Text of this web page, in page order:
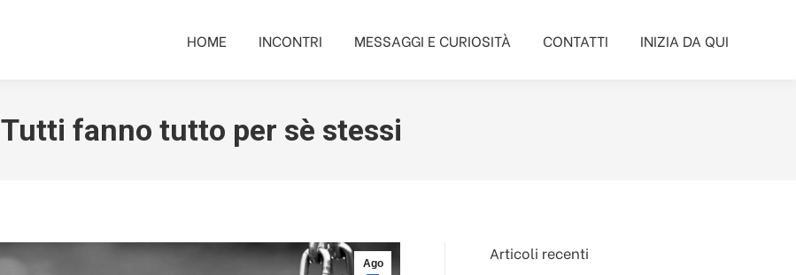
HOME INCONTRI MESSAGGI E CURIOSITÀ CONTATTI INIZIA DA QUI
Tutti fanno tutto per sè stessi
Ago
Articoli recenti
MESSAGGI E CURIOSITÀ